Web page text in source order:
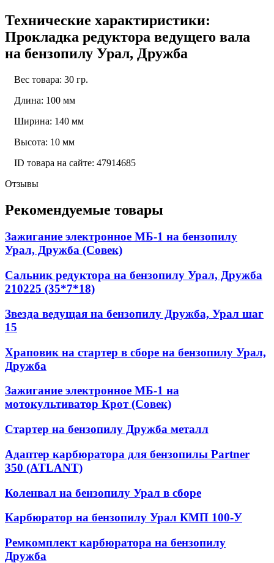
Технические характиристики:
Прокладка редуктора ведущего вала
на бензопилу Урал, Дружба
Вес товара: 30 гр.
Длина: 100 мм
Ширина: 140 мм
Высота: 10 мм
ID товара на сайте: 47914685
Отзывы
Рекомендуемые товары
Зажигание электронное МБ-1 на бензопилу
Урал, Дружба (Совек)
Сальник редуктора на бензопилу Урал, Дружба
210225 (35*7*18)
Звезда ведущая на бензопилу Дружба, Урал шаг
15
Храповик на стартер в сборе на бензопилу Урал,
Дружба
Зажигание электронное МБ-1 на
мотокультиватор Крот (Совек)
Стартер на бензопилу Дружба металл
Адаптер карбюратора для бензопилы Partner
350 (ATLANT)
Коленвал на бензопилу Урал в сборе
Карбюратор на бензопилу Урал КМП 100-У
Ремкомплект карбюратора на бензопилу
Дружба